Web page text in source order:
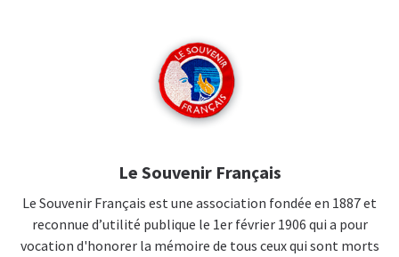
Le Souvenir Français
Le Souvenir Français est une association fondée en 1887 et
reconnue d’utilité publique le 1er février 1906 qui a pour
vocation d'honorer la mémoire de tous ceux qui sont morts